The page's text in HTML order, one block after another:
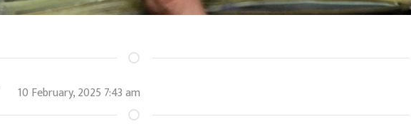
10 February, 2025 7:43 am